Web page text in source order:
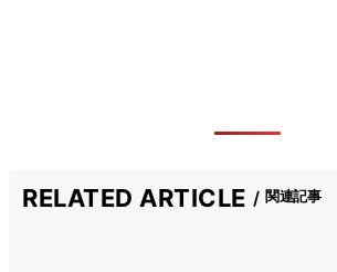
RELATED ARTICLE 関連記事